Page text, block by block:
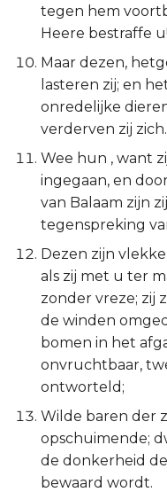
Klaagliederen
Ezechiël
Daniël
Hoséa
Joël
Amos
Obadja
Jona
Micha
Nahum
tegen hem
Heere bestraffe u!
Maar dezen,
lasteren zij; en
onredelijke
verderven zij zich.
Wee hun , want
ingegaan, en
van Balaam zijn
tegenspreking
Dezen zijn
als zij met u ter
zonder vreze; zij
de winden
bomen in het
onvruchtbaar,
ontworteld;
Wilde baren der
opschuimende;
de donkerheid
bewaard wordt.